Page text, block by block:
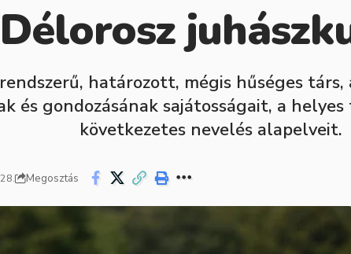
Délorosz
határozott, mégis hűséges
és gondozásának sajátosságait, a
következetes nevelés alapelveit.
Megosztás